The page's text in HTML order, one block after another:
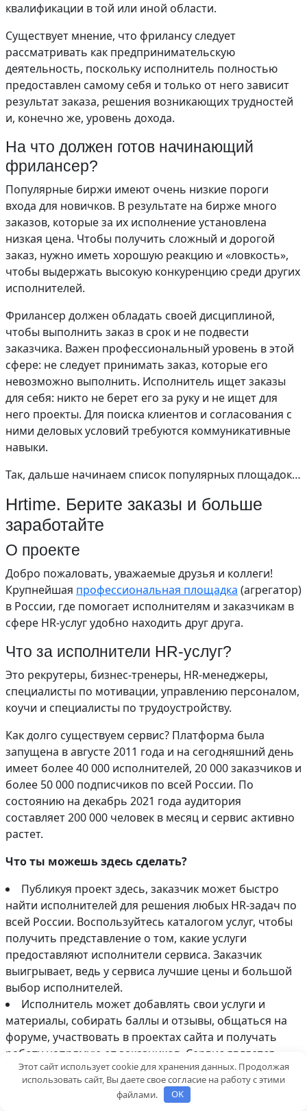
квалификации в той или иной области.
Существует мнение, что фрилансу следует
рассматривать как предпринимательскую
деятельность, поскольку исполнитель полностью
предоставлен самому себя и только от него зависит
результат заказа, решения возникающих трудностей
и, конечно же, уровень дохода.
На что должен готов начинающий
фрилансер?
Популярные биржи имеют очень низкие пороги
входа для новичков. В результате на бирже много
заказов, которые за их исполнение установлена
низкая цена. Чтобы получить сложный и дорогой
заказ, нужно иметь хорошую реакцию и «ловкость»,
чтобы выдержать высокую конкуренцию среди других
исполнителей.
Фрилансер должен обладать своей дисциплиной,
чтобы выполнить заказ в срок и не подвести
заказчика. Важен профессиональный уровень в этой
сфере: не следует принимать заказ, которые его
невозможно выполнить. Исполнитель ищет заказы
для себя: никто не берет его за руку и не ищет для
него проекты. Для поиска клиентов и согласования с
ними деловых условий требуются коммуникативные
навыки.
Так, дальше начинаем список популярных площадок…
Hrtime. Берите заказы и больше
заработайте
О проекте
Добро пожаловать, уважаемые друзья и коллеги!
Крупнейшая профессиональная площадка (агрегатор)
в России, где помогает исполнителям и заказчикам в
сфере HR-услуг удобно находить друг друга.
Что за исполнители HR-услуг?
Это рекрутеры, бизнес-тренеры, HR-менеджеры,
специалисты по мотивации, управлению персоналом,
коучи и специалисты по трудоустройству.
Как долго существуем сервис? Платформа была
запущена в августе 2011 года и на сегодняшний день
имеет более 40 000 исполнителей, 20 000 заказчиков и
более 50 000 подписчиков по всей России. По
состоянию на декабрь 2021 года аудитория
составляет 200 000 человек в месяц и сервис активно
растет.
Что ты можешь здесь сделать?
Публикуя проект здесь, заказчик может быстро
найти исполнителей для решения любых HR-задач по
всей России. Воспользуйтесь каталогом услуг, чтобы
получить представление о том, какие услуги
предоставляют исполнители сервиса. Заказчик
выигрывает, ведь у сервиса лучшие цены и большой
выбор исполнителей.
Исполнитель может добавлять свои услуги и
материалы, собирать баллы и отзывы, общаться на
форуме, участвовать в проектах сайта и получать
работу напрямую от заказчиков. Сервис является
продавцом услуг исполнителя, совершенно
бесплатно на старте.
Каталог услуг исполнителей на бирже HR-заказов
Этот сайт использует cookie для хранения данных. Продолжая
использовать сайт, Вы даете свое согласие на работу с этими
файлами.
OK